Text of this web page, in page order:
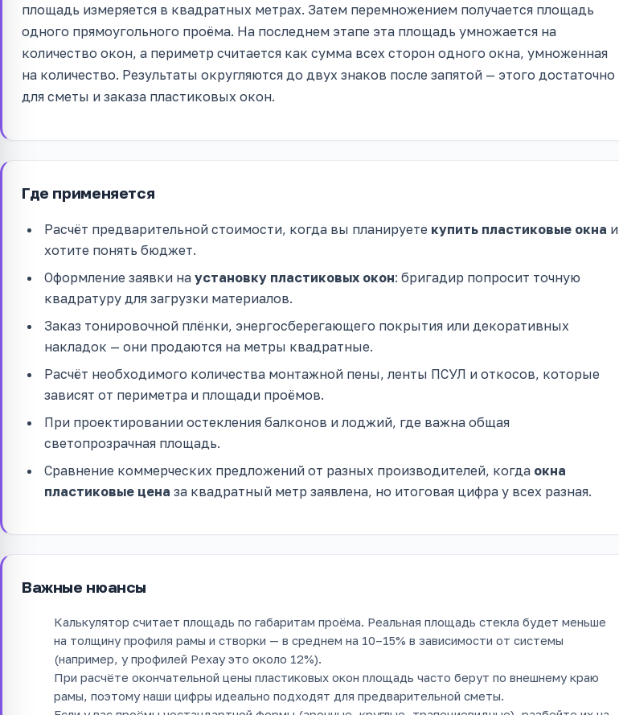
площадь измеряется в квадратных метрах. Затем перемножением получается площадь
одного прямоугольного проёма. На последнем этапе эта площадь умножается на
количество окон, а периметр считается как сумма всех сторон одного окна, умноженная
на количество. Результаты округляются до двух знаков после запятой — этого достаточно
для сметы и заказа пластиковых окон.
Где применяется
Расчёт предварительной стоимости, когда вы планируете купить пластиковые окна и
хотите понять бюджет.
Оформление заявки на установку пластиковых окон: бригадир попросит точную
квадратуру для загрузки материалов.
Заказ тонировочной плёнки, энергосберегающего покрытия или декоративных
накладок — они продаются на метры квадратные.
Расчёт необходимого количества монтажной пены, ленты ПСУЛ и откосов, которые
зависят от периметра и площади проёмов.
При проектировании остекления балконов и лоджий, где важна общая
светопрозрачная площадь.
Сравнение коммерческих предложений от разных производителей, когда окна
пластиковые цена за квадратный метр заявлена, но итоговая цифра у всех разная.
Важные нюансы
Калькулятор считает площадь по габаритам проёма. Реальная площадь стекла будет меньше
на толщину профиля рамы и створки — в среднем на 10–15% в зависимости от системы
(например, у профилей Рехау это около 12%).
При расчёте окончательной цены пластиковых окон площадь часто берут по внешнему краю
рамы, поэтому наши цифры идеально подходят для предварительной сметы.